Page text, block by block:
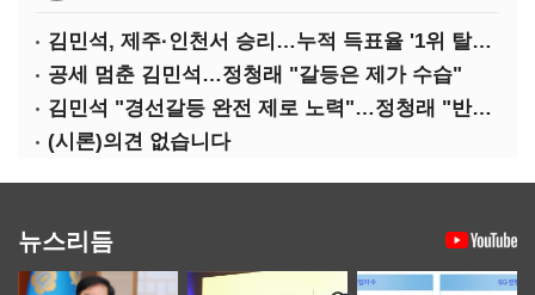
김민석, 제주·인천서 승리…누적 득표율 '1위 탈환'(종합)
공세 멈춘 김민석…정청래 "갈등은 제가 수습"
김민석 "경선갈등 완전 제로 노력"…정청래 "반명 공세 사과부터"
(시론)의견 없습니다
뉴스리듬